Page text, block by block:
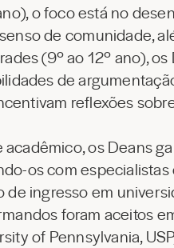
o foco está no
de comunidade,
(9º ao 12º ano),
de
reflexões
os Deans
os com
ingresso em
foram aceitos
of Pennsylvania,